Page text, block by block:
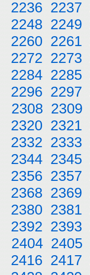
2236 2237
2248 2249
2260 2261
2272 2273
2284 2285
2296 2297
2308 2309
2320 2321
2332 2333
2344 2345
2356 2357
2368 2369
2380 2381
2392 2393
2404 2405
2416 2417